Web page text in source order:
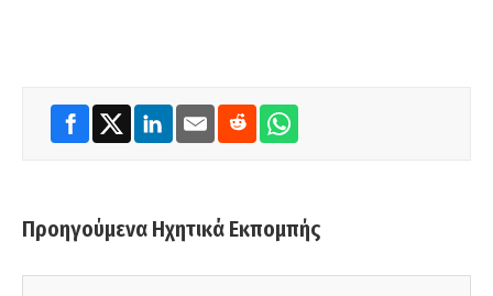
Προηγούμενα Ηχητικά Εκπομπής